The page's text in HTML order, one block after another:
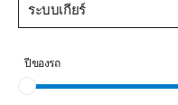
ระบบเกียร์
ปีของรถ